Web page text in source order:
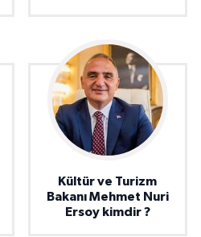
Kültür ve Turizm
Bakanı Mehmet Nuri
Ersoy kimdir ?